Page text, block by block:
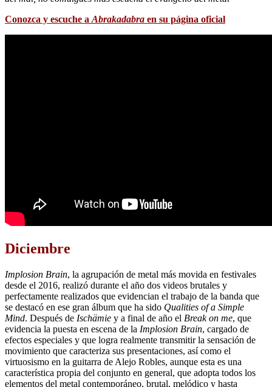
Conozca y escuche a Abrakadabra en su página oficial
Diciembre
Implosion Brain, la agrupación de metal más movida en festivales
desde el 2016, realizó durante el año dos videos brutales y
perfectamente realizados que evidencian el trabajo de la banda que
se destacó en ese gran álbum que ha sido Qualities of a Simple
Mind. Después de Ischämie y a final de año el Break on me, que
evidencia la puesta en escena de la Implosion Brain, cargado de
efectos especiales y que logra realmente transmitir la sensación de
movimiento que caracteriza sus presentaciones, así como el
virtuosismo en la guitarra de Alejo Robles, aunque esta es una
característica propia del conjunto en general, que adopta todos los
elementos del metal contemporáneo, brutal, melódico y hasta